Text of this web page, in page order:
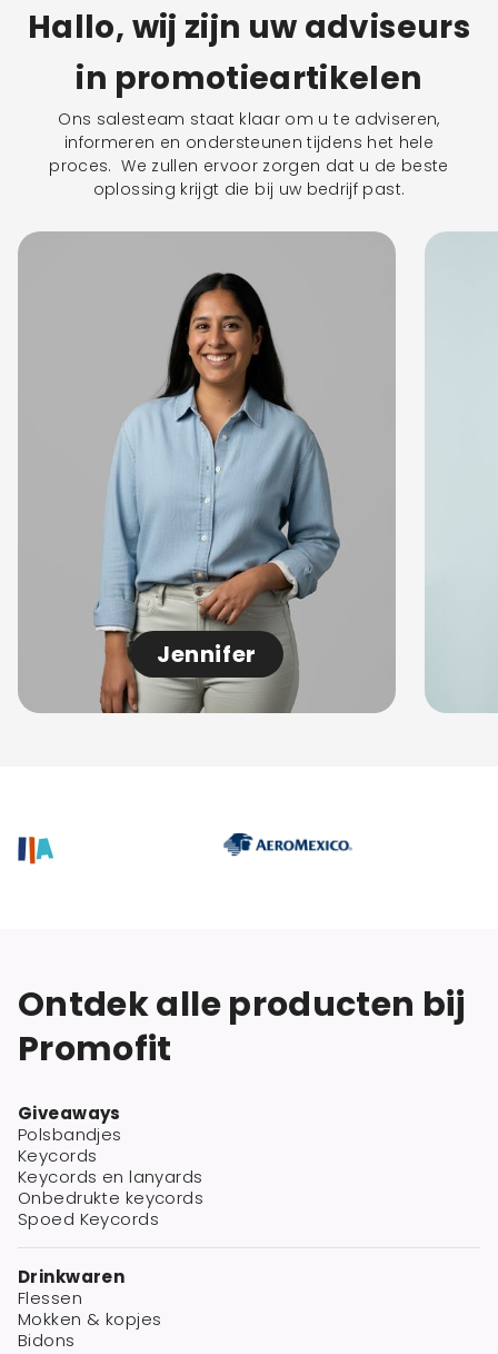
Hallo, wij zijn uw adviseurs
in promotieartikelen
Ons salesteam staat klaar om u te adviseren,
informeren en ondersteunen tijdens het hele
proces. We zullen ervoor zorgen dat u de beste
oplossing krijgt die bij uw bedrijf past.
Jennifer
Ontdek alle producten bij
Promofit
Giveaways
Polsbandjes
Keycords
Keycords en lanyards
Onbedrukte keycords
Spoed Keycords
Drinkwaren
Flessen
Mokken & kopjes
Bidons